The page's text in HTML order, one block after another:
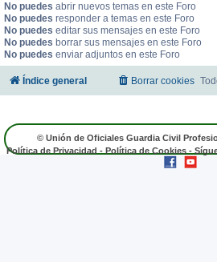
No puedes abrir nuevos temas en este Foro
No puedes responder a temas en este Foro
No puedes editar sus mensajes en este Foro
No puedes borrar sus mensajes en este Foro
No puedes enviar adjuntos en este Foro
Índice general Borrar cookies
© Unión de Oficiales Guardia Civil
Política de Privacidad-Política de Cookies-